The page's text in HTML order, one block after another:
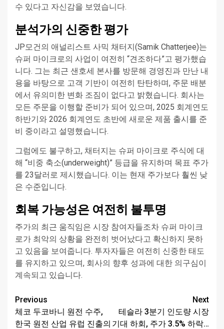
수 있다고 자신감을 보였습니다.
분석가의 신중한 평가
JP모건의 애널리스트 사믹 채터지(Samik Chatterjee)는
슈퍼 마이크로의 사업이 여전히 “견조하다”고 평가했습
니다. 그는 최근 샌호세 본사를 방문해 경영진과 만난 내
용을 바탕으로 고객 기반이 여전히 탄탄하며, 주문 배분
에서 유의미한 변화 조짐이 없다고 밝혔습니다. 회사는
모든 주문을 이행할 준비가 되어 있으며, 2025 회계연도
하반기와 2026 회계연도 초반에 새로운 제품 출시를 준
비 중이라고 설명했습니다.
그럼에도 불구하고, 채터지는 슈퍼 마이크로 주식에 대
해 “비중 축소(underweight)” 등급을 유지하며 목표 주가
를 23달러로 제시했습니다. 이는 현재 주가보다 훨씬 낮
은 수준입니다.
회복 가능성은 여전히 불투명
주가의 최근 움직임은 시장 참여자들조차 슈퍼 마이크
로가 최악의 상황을 완전히 벗어났다고 확신하지 못하
고 있음을 보여줍니다. 투자자들은 여전히 신중한 태도
를 유지하고 있으며, 회사의 향후 성과에 대한 의구심이
계속되고 있습니다.
Continue
Reading
Previous
체코 두코바니 원전 수주,
한국 원전 산업 유럽 진출의
Next
테슬라 3분기 인도량 시장
기대 하회, 주가 3.5% 하락…